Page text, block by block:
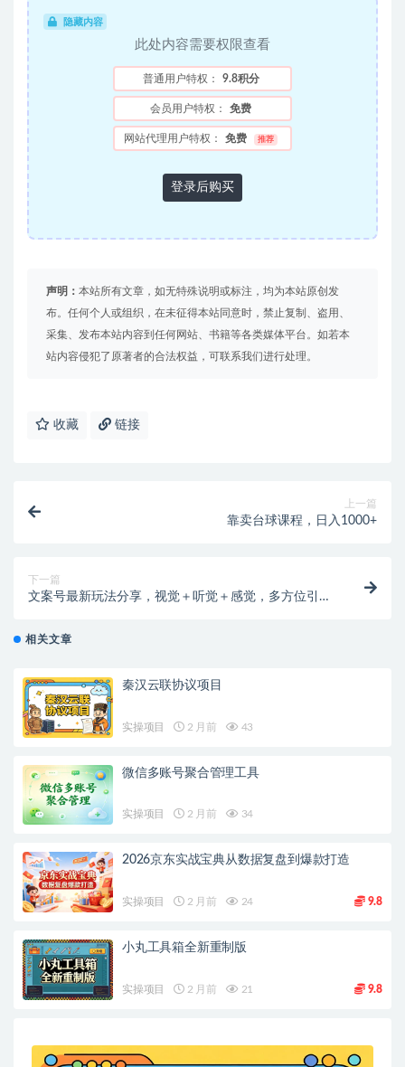
隐藏内容
此处内容需要权限查看
普通用户特权： 9.8积分
会员用户特权： 免费
网站代理用户特权： 免费 推荐
登录后购买
声明： 本站所有文章，如无特殊说明或标注，均为本站原创发
布。任何个人或组织，在未征得本站同意时，禁止复制、盗用、
采集、发布本站内容到任何网站、书籍等各类媒体平台。如若本
站内容侵犯了原著者的合法权益，可联系我们进行处理。
收藏 链接
上一篇
靠卖台球课程，日入1000+
下一篇
文案号最新玩法分享，视觉＋听觉＋感觉，多方位引人
相关文章
秦汉云联协议项目
实操项目 2 月前 43
微信多账号聚合管理工具
实操项目 2 月前 34
2026京东实战宝典从数据复盘到爆款打造
实操项目 2 月前 24 9.8
小丸工具箱全新重制版
实操项目 2 月前 21 9.8